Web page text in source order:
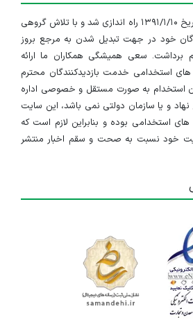
سایت ایران استخدام در تاریخ ۱۳۹۱/۱/۱۰ راه اندازی شد و با تلاش گروهی
خود در جهت تبدیل شدن به مرجع بروز
برداشت. سعی همیشگی همکاران ما ارائه
استخدامی خدمت بازدیدکنندگان محترم
استخدام به صورت مستقل و خصوصی اداره
و یا سازمان دولتی نمی باشد، این سایت
استخدامی بوده و بنابراین لازم است که
خود نسبت به صحت و سقم اخبار منتشر